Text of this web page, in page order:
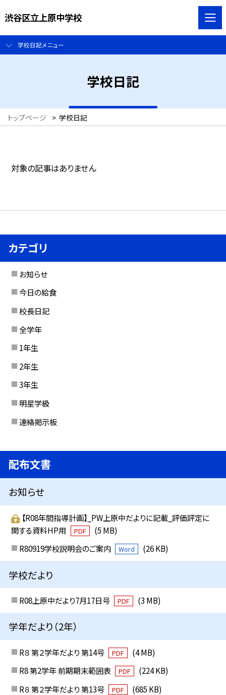
渋谷区立上原中学校
学校日記メニュー
学校日記
トップページ > 学校日記
対象の記事はありません
カテゴリ
お知らせ
今日の給食
校長日記
全学年
1年生
2年生
3年生
明星学級
連絡掲示板
配布文書
お知らせ
【R08年間指導計画】_PW上原中だよりに記載_評価評定に
関する資料HP用
PDF
(5 MB)
R80919学校説明会のご案内
Word (26 KB)
学校だより
R08上原中だより7月17日号 PDF (3 MB)
学年だより（2年）
R８ 第２学年だより 第14号 PDF
(4 MB)
R8 第2学年 前期期末範囲表
PDF
(224 KB)
R８ 第２学年だより 第13号
PDF (685 KB)